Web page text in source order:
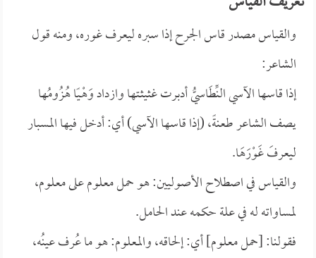
والقياس مصدر قاس الجرح إذا سبره ليعرف غوره، ومنه قول
الشاعر:
إذا قاسها الآسي النِّطَاسيُّ أدبرت غثيثـتها وازداد وَهْـيًا هُزُومُها
يصف الشاعر طعنةً، (إذا قاسها الآسي) أي: أدخل فيها المسبار
ليعرفَ غَوْرَهَا.
والقياس في اصطلاح الأصوليين: هو حمل معلوم على معلوم،
لمساواته له في علة حكمه عند الحامل.
فقولنا: [حمل معلوم] أي: إلحاقه، والمعلوم: هو ما عُرف عينُه،